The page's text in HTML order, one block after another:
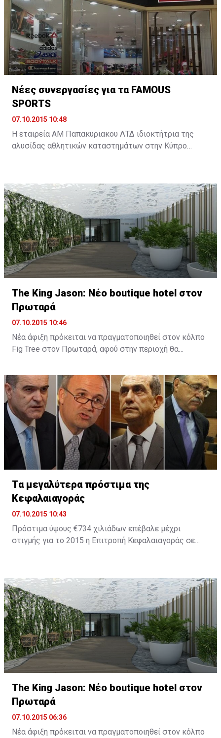
είναι η συμφωνία, που θα αλλάξει τα δεδομένα της
παγκόσμιας οικονομίας. ...
Νέες συνεργασίες για τα FAMOUS
SPORTS
07.10.2015 10:48
Η εταιρεία ΑΜ Παπακυριακου ΛΤΔ ιδιοκτήτρια της
αλυσίδας αθλητικών καταστημάτων στην Κύπρο
The King Jason: Νέο boutique hotel στον
Πρωταρά
07.10.2015 10:46
Νέα άφιξη πρόκειται να πραγματοποιηθεί στον κόλπο
Fig Tree στον Πρωταρά, αφού στην περιοχή θα
λειτουργήσει στα μέσα Απριλίου του 2016.
Tα μεγαλύτερα πρόστιμα της
Κεφαλαιαγοράς
07.10.2015 10:43
Πρόστιμα ύψους €734 χιλιάδων επέβαλε μέχρι
στιγμής για το 2015 η Επιτροπή Κεφαλαιαγοράς σε
πρόστιμα ύψους €8,2 εκατ., ενώ για το 2013 τα
συνολικά πρόστιμα ήταν μόλις €1,279,000.
The King Jason: Νέο boutique hotel στον
Πρωταρά
07.10.2015 06:36
Νέα άφιξη πρόκειται να πραγματοποιηθεί στον κόλπο